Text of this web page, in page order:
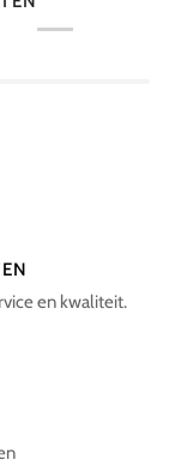
en kwaliteit.